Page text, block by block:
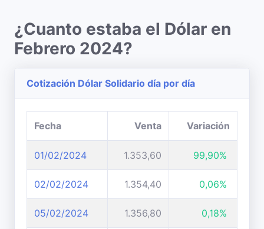
¿Cuanto estaba el Dólar en
Febrero 2024?
Cotización Dólar Solidario día por día
Fecha Venta Variación
01/02/2024 1.353,60 99,90%
02/02/2024 1.354,40 0,06%
05/02/2024 1.356,80 0,18%